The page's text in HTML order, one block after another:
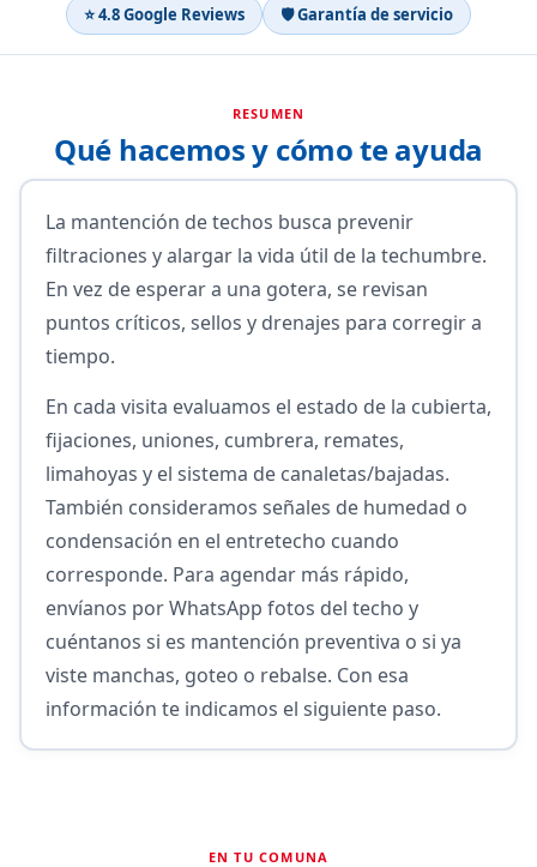
⭐ 4.8 Google Reviews 🛡 Garantía de servicio
RESUMEN
Qué hacemos y cómo te ayuda
La mantención de techos busca prevenir
filtraciones y alargar la vida útil de la techumbre.
En vez de esperar a una gotera, se revisan
puntos críticos, sellos y drenajes para corregir a
tiempo.
En cada visita evaluamos el estado de la cubierta,
fijaciones, uniones, cumbrera, remates,
limahoyas y el sistema de canaletas/bajadas.
También consideramos señales de humedad o
condensación en el entretecho cuando
corresponde. Para agendar más rápido,
envíanos por WhatsApp fotos del techo y
cuéntanos si es mantención preventiva o si ya
viste manchas, goteo o rebalse. Con esa
información te indicamos el siguiente paso.
EN TU COMUNA